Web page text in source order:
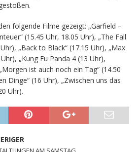
folgende Filme gezeigt: „Garfield –
(15.45 Uhr, 18.05 Uhr), „The Fall
„Back to Black“ (17.15 Uhr), „Max
„Kung Fu Panda 4 (13 Uhr),
ist auch noch ein Tag“ (14.50
Dinge“ (16 Uhr), „Zwischen uns das
Uhr).